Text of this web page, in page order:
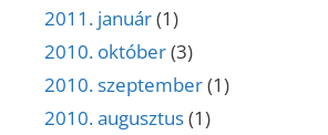
2011. január(1)
2010. október(3)
2010. szeptember(1)
2010. augusztus(1)